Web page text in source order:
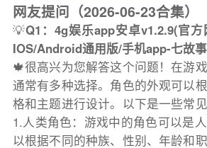
网友提问（2026-06-23合集）
💡Q1：4g娱乐app安卓v1.2.9(官
IOS/Android通用版/手机app-七故
🍁很高兴为您解答这个问题！在游
通常有多种选择。角色的外观可以
格和主题进行设计。以下是一些常
1.人类角色：游戏中的角色可以是
以根据不同的种族、性别、年龄和